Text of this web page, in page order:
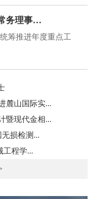
湖南省机械工程学会第十一届常务理事会第五...
筹推进年度重点工
麓山国际实...
暨现代金相...
损检测...
工程学...